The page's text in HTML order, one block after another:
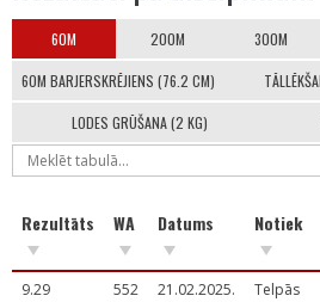
60M 200M 300M
60M BARJERSKRĒJIENS (76.2 CM)
LODES GRŪŠANA (2 KG)
Rezultāts WA Datums Notiek
9.29 552 21.02.2025. Telpās